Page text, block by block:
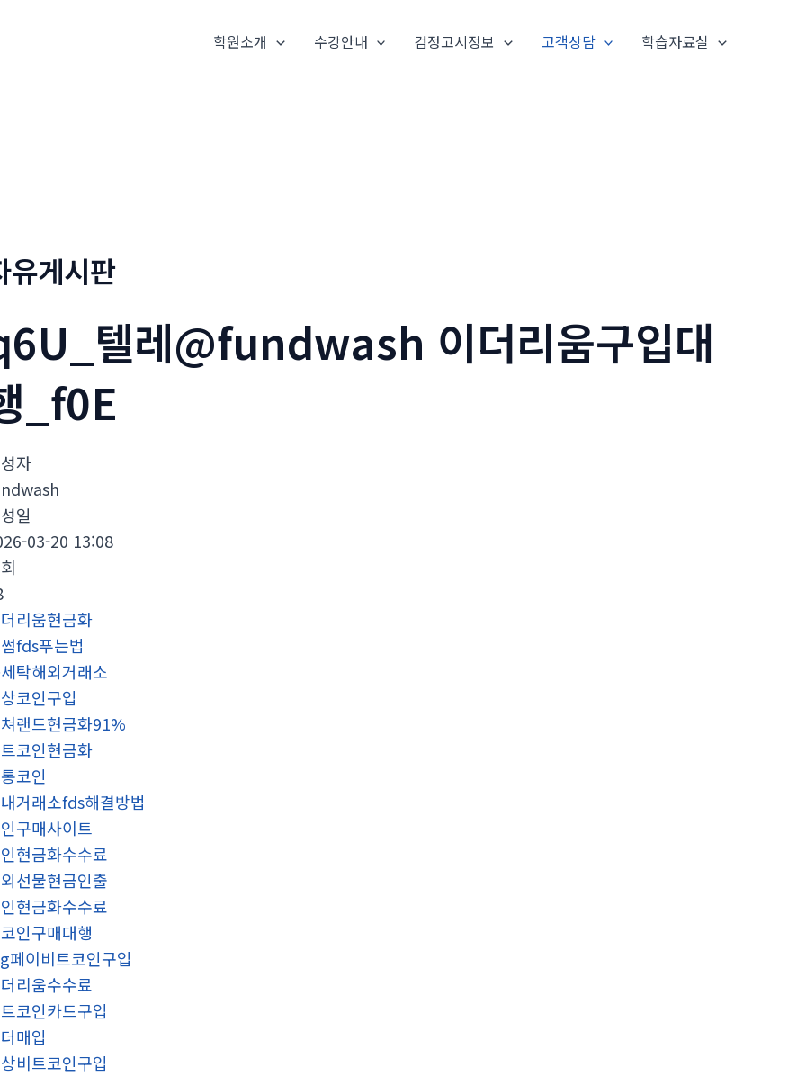
학원소개 수강안내 검정고시정보 고객상담 학습자료실
유게시판
텔레@fundwash 이더리움구입대
_f0E
자
일
03-20 13:08
리움현금화
fds푸는법
탁해외거래소
코인구입
랜드현금화91%
코인현금화
코인
거래소fds해결방법
구매사이트
현금화수수료
선물현금인출
현금화수수료
인구매대행
페이비트코인구입
리움수수료
코인카드구입
매입
비트코인구입